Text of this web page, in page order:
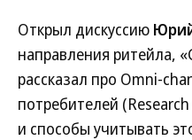
Открыл дискуссию
направления ритейла,
рассказал про Omni-
потребителей
и способы учитывать